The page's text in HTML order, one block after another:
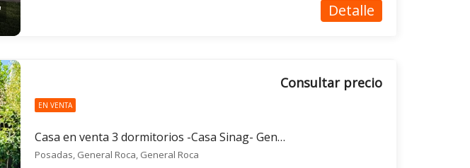
Detalle
EN VENTA
Casa en venta 3 dormitorios -Casa Sinag- General Roca
Consultar precio
Posadas, General Roca, General Roca